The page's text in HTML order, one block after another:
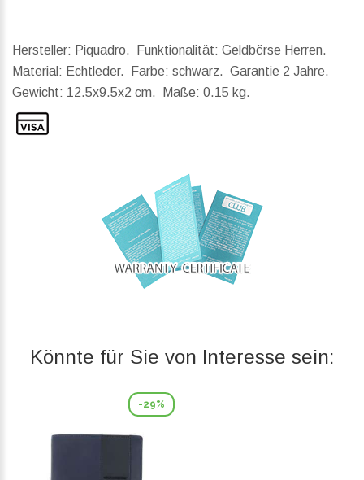
Hersteller: Piquadro. Funktionalität: Geldbörse Herren.
Material: Echtleder. Farbe: schwarz. Garantie 2 Jahre.
Gewicht: 12.5x9.5x2 cm. Maße: 0.15 kg.
Könnte für Sie von Interesse sein:
-29%